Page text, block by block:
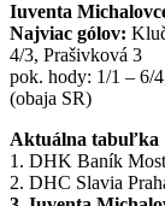
Iuventa
Najviac gólov:
4/3, Prašivková 3
pok. hody: 1/1 – 6/
(obaja SR)
Aktuálna tabuľka
1. DHK Baník
2. DHC Slavia